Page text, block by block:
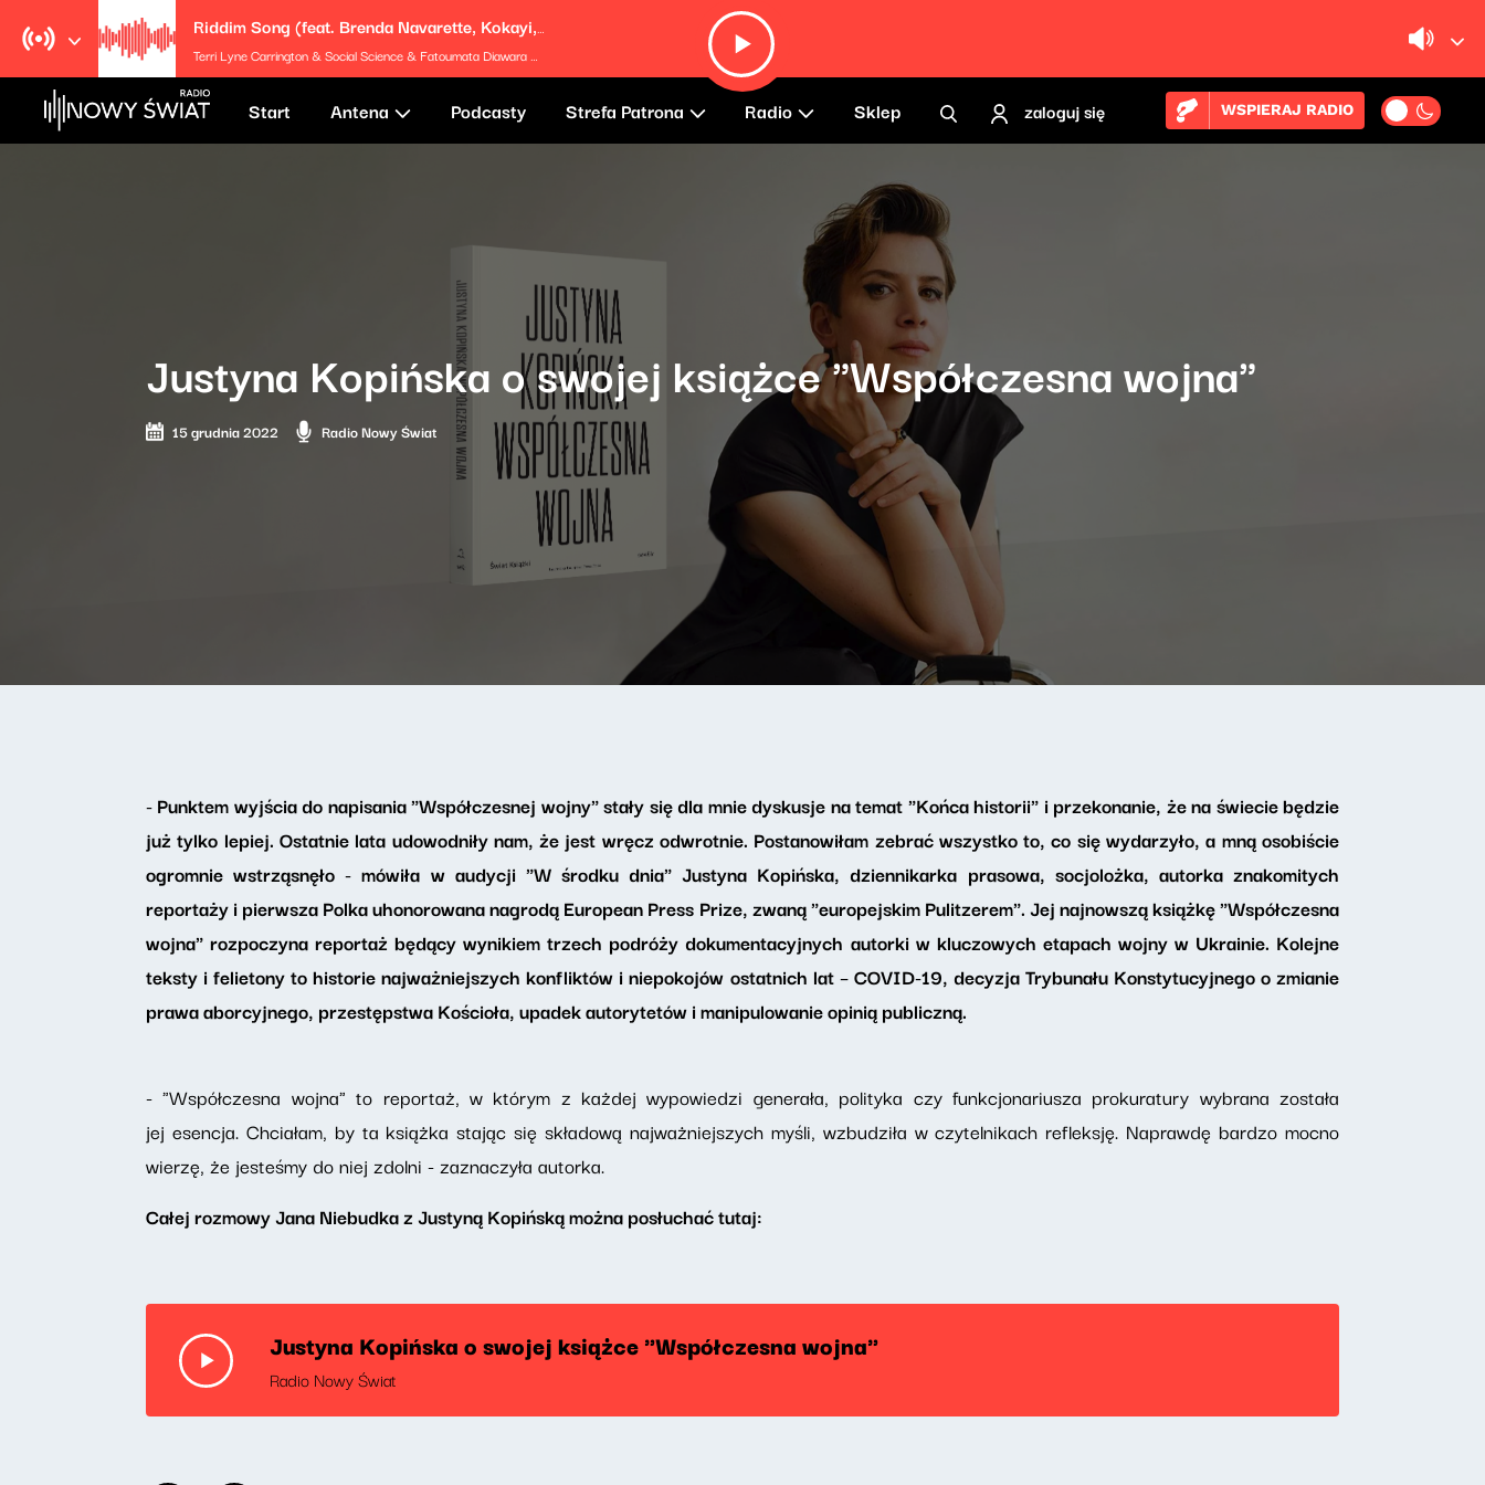
Riddim Song (feat. Brenda Navarette, Kokayi, Matthew Stevens & Morgan Guerin)
Terri Lyne Carrington & Social Science & Fatoumata Diawara & Debo Ray
Start Antena Podcasty Strefa Patrona Radio Sklep zaloguj się WSPIERAJ RADIO
Justyna Kopińska o swojej książce "Współczesna wojna"
15 grudnia 2022 Radio Nowy Świat
- Punktem wyjścia do napisania "Współczesnej wojny" stały się dla mnie dyskusje na temat "Końca historii" i przekonanie, że na świecie będzie
już tylko lepiej. Ostatnie lata udowodniły nam, że jest wręcz odwrotnie. Postanowiłam zebrać wszystko to, co się wydarzyło, a mną osobiście
ogromnie wstrząsnęło - mówiła w audycji "W środku dnia" Justyna Kopińska, dziennikarka prasowa, socjolożka, autorka znakomitych
reportaży i pierwsza Polka uhonorowana nagrodą European Press Prize, zwaną "europejskim Pulitzerem". Jej najnowszą książkę "Współczesna
wojna" rozpoczyna reportaż będący wynikiem trzech podróży dokumentacyjnych autorki w kluczowych etapach wojny w Ukrainie. Kolejne
teksty i felietony to historie najważniejszych konfliktów i niepokojów ostatnich lat – COVID-19, decyzja Trybunału Konstytucyjnego o zmianie
prawa aborcyjnego, przestępstwa Kościoła, upadek autorytetów i manipulowanie opinią publiczną.
- "Współczesna wojna" to reportaż, w którym z każdej wypowiedzi generała, polityka czy funkcjonariusza prokuratury wybrana została
jej esencja. Chciałam, by ta książka stając się składową najważniejszych myśli, wzbudziła w czytelnikach refleksję. Naprawdę bardzo mocno
wierzę, że jesteśmy do niej zdolni - zaznaczyła autorka.
Całej rozmowy Jana Niebudka z Justyną Kopińską można posłuchać tutaj:
Justyna Kopińska o swojej książce "Współczesna wojna"
Radio Nowy Świat